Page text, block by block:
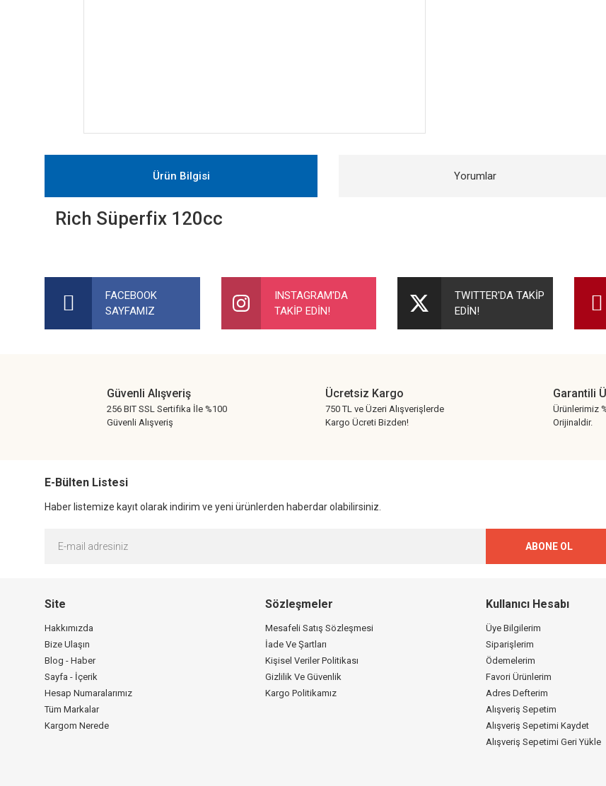
Ürün Bilgisi Yorumlar
Rich Süperfix 120cc
Bu ürüne ilk yorumu siz yapın!
Bu ürüne benzer farklı alternatifler olmalı.
FACEBOOK
SAYFAMIZ
INSTAGRAM'DA
TAKİP EDİN!
TWITTER'DA TAKİP
EDİN!
Güvenli Alışveriş
256 BIT SSL Sertifika İle %100
Güvenli Alışveriş
Ücretsiz Kargo
750 TL ve Üzeri Alışverişlerde
Kargo Ücreti Bizden!
Garantili
Ürünlerimiz
Orijinaldir.
E-Bülten Listesi
Haber listemize kayıt olarak indirim ve yeni ürünlerden haberdar olabilirsiniz.
ABONE OL
Site
Hakkımızda
Bize Ulaşın
Blog - Haber
Sayfa - İçerik
Hesap Numaralarımız
Tüm Markalar
Kargom Nerede
Sözleşmeler
Mesafeli Satış Sözleşmesi
İade Ve Şartları
Kişisel Veriler Politikası
Gizlilik Ve Güvenlik
Kargo Politikamız
Kullanıcı Hesabı
Üye Bilgilerim
Siparişlerim
Ödemelerim
Favori Ürünlerim
Adres Defterim
Alışveriş Sepetim
Alışveriş Sepetimi Kaydet
Alışveriş Sepetimi Geri Yükle